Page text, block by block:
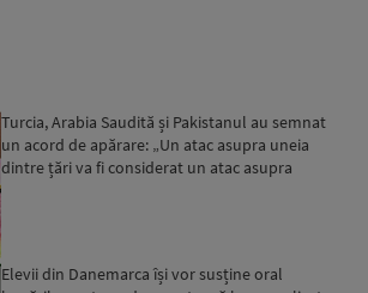
Turcia, Arabia Saudită și Pakistanul au semnat
un acord de apărare: „Un atac asupra uneia
dintre țări va fi considerat un atac asupra
Elevii din Danemarca își vor susține oral